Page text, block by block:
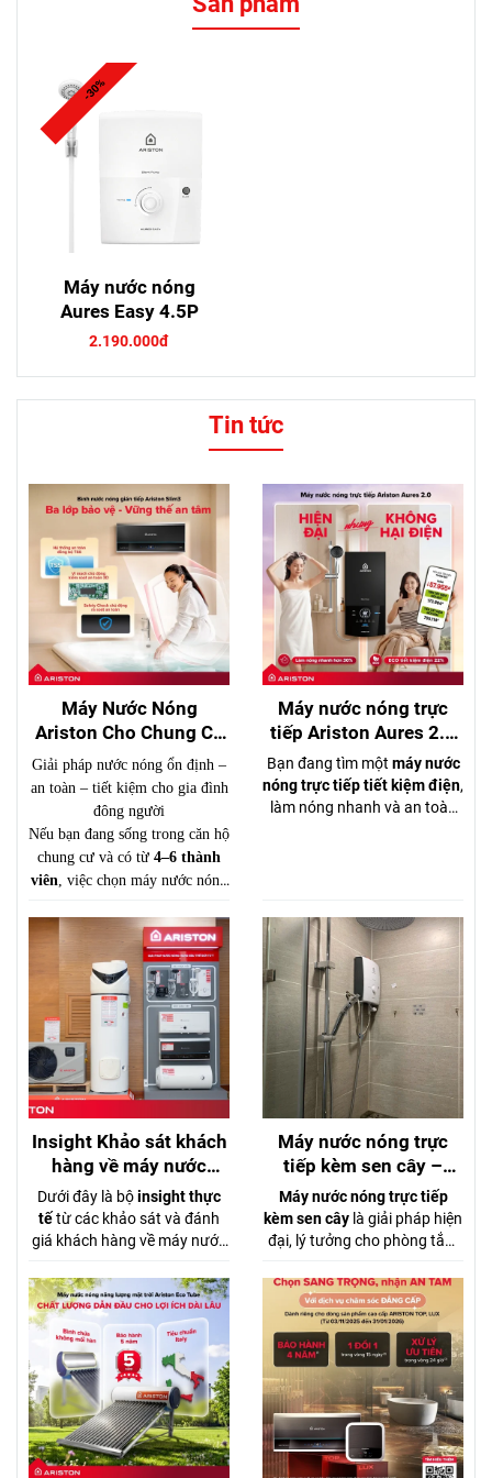
Máy nước nóng
Aures Easy 4.5P
2.190.000đ
-30%
Tin tức
Máy Nước Nóng
Ariston Cho Chung Cư
4–6 Người – Nên Chọn
Loại Nào?
Giải pháp nước nóng ổn định –
an toàn – tiết kiệm cho gia đình
đông người
Nếu bạn đang sống trong căn hộ
chung cư và có từ 4–6 thành
viên , việc chọn máy nước nóng
Một chiếc máy công suất nhỏ sẽ
gây thiếu nước nóng, trong khi
chọn sai loại có thể tốn điện và
nguy hiểm.
Máy nước nóng trực
tiếp Ariston Aures 2.0
– Hiện đại, tiết kiệm
điện, đáng mua nhất
2026
Bạn đang tìm một máy nước
nóng trực tiếp tiết kiệm điện,
làm nóng nhanh và an toàn
vớiAriston Aures 2.0– giải
pháp tối ưu giữahiệu suất
mạnh mẽvà
chi phí vận hành
thấp.
Insight Khảo sát khách
hàng về máy nước
nóng Ariston
Dưới đây là bộinsight thực
tếtừ các khảo sát và đánh
giá khách hàng về máy nước
tổng hợp từ dữ liệu khảo sát
Tinh Tế Bình Chọn 2025, báo
cáo Mordor Intelligence
2024–2029, GFK Việt Nam
và review người dùng trên
diễn đàn điện máy. kèm số
liệu cụ thể từ aristonviet.com.
Máy nước nóng trực
tiếp kèm sen cây –
Tắm thư giãn với
nguồn nước mạnh mẽ,
áp lực ổn định
Máy nước nóng trực tiếp
kèm sen cây là giải pháp hiện
đại, lý tưởng cho phòng tắm
nghiệm tắm nóng như spa
ngay tại nhà. Với công nghệ
làm nóng tức thì vàsen cây
đồng thau cao cấp, sản
phẩm mang lại luồng nước
mạnh, ổn định ngay cả khi áp
lực nước yếu, nhờ trang
bịbơm trợ lực tiên tiến.